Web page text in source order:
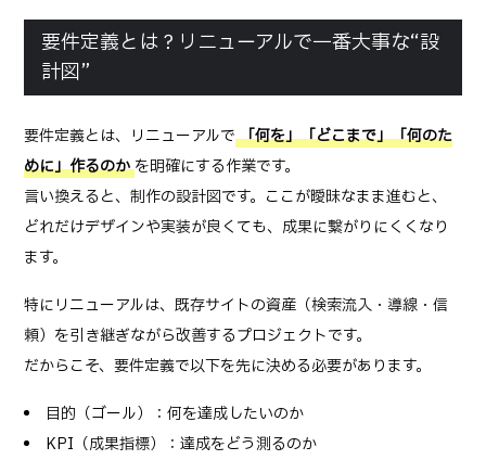
要件定義とは？リニューアルで一番大事な“設
計図”
要件定義とは、リニューアルで「何を」「どこまで」「何のた
めに」作るのか を明確にする作業です。
言い換えると、制作の設計図です。ここが曖昧なまま進むと、
どれだけデザインや実装が良くても、成果に繋がりにくくなり
ます。
特にリニューアルは、既存サイトの資産（検索流入・導線・信
頼）を引き継ぎながら改善するプロジェクトです。
だからこそ、要件定義で以下を先に決める必要があります。
目的（ゴール）：何を達成したいのか
KPI（成果指標）：達成をどう測るのか